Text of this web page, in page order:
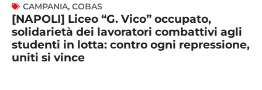
CAMPANIA, COBAS
[NAPOLI] Liceo “G. Vico” occupato,
solidarietà dei lavoratori combattivi agli
studenti in lotta: contro ogni repressione,
uniti si vince